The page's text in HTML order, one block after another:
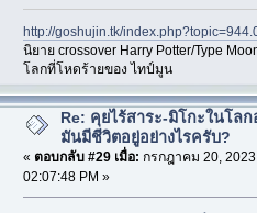
http://goshujin.tk/
นิยาย crossover Harry Potter/Type
โลกที่โหดร้ายของ ไทป์มูน
Re: คุยไร้สาระ-มิโกะในโลก
มันมีชีวิตอยู่อย่างไรครับ?
« ตอบกลับ #29 เมื่อ: กรกฎาคม 20,
02:07:48 PM »